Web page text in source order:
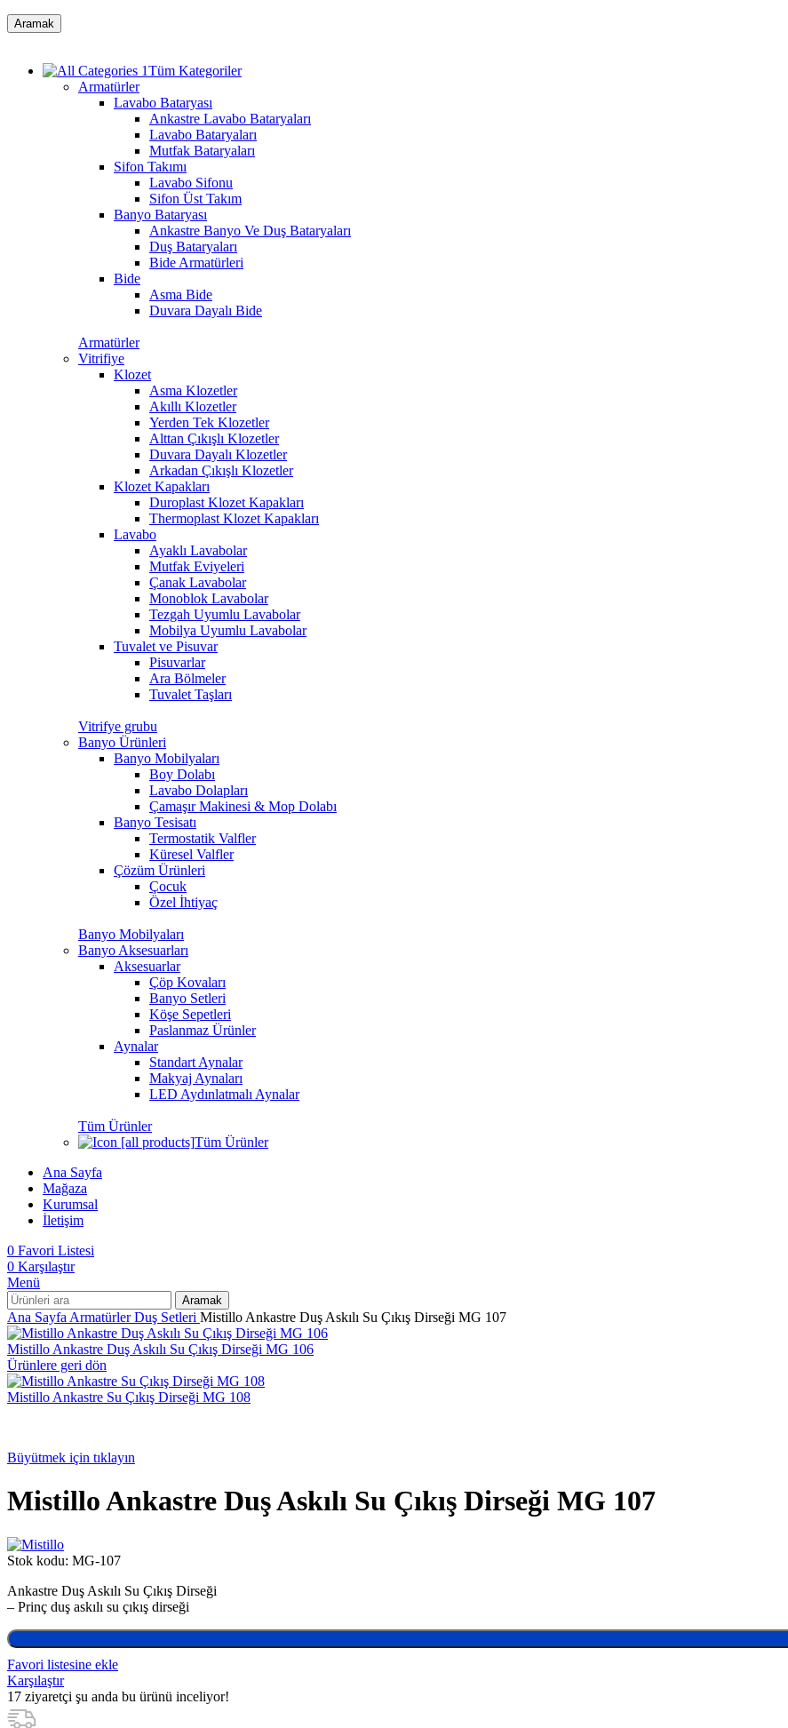
Aramak
Tüm Kategoriler
Armatürler
Lavabo Bataryası
Ankastre Lavabo Bataryaları
Lavabo Bataryaları
Mutfak Bataryaları
Sifon Takımı
Lavabo Sifonu
Sifon Üst Takım
Banyo Bataryası
Ankastre Banyo Ve Duş Bataryaları
Duş Bataryaları
Bide Armatürleri
Bide
Asma Bide
Duvara Dayalı Bide
Armatürler
Vitrifiye
Klozet
Asma Klozetler
Akıllı Klozetler
Yerden Tek Klozetler
Alttan Çıkışlı Klozetler
Duvara Dayalı Klozetler
Arkadan Çıkışlı Klozetler
Klozet Kapakları
Duroplast Klozet Kapakları
Thermoplast Klozet Kapakları
Lavabo
Ayaklı Lavabolar
Mutfak Eviyeleri
Çanak Lavabolar
Monoblok Lavabolar
Tezgah Uyumlu Lavabolar
Mobilya Uyumlu Lavabolar
Tuvalet ve Pisuvar
Pisuvarlar
Ara Bölmeler
Tuvalet Taşları
Vitrifye grubu
Banyo Ürünleri
Banyo Mobilyaları
Boy Dolabı
Lavabo Dolapları
Çamaşır Makinesi & Mop Dolabı
Banyo Tesisatı
Termostatik Valfler
Küresel Valfler
Çözüm Ürünleri
Çocuk
Özel İhtiyaç
Banyo Mobilyaları
Banyo Aksesuarları
Aksesuarlar
Çöp Kovaları
Banyo Setleri
Köşe Sepetleri
Paslanmaz Ürünler
Aynalar
Standart Aynalar
Makyaj Aynaları
LED Aydınlatmalı Aynalar
Tüm Ürünler
Tüm Ürünler
Ana Sayfa
Mağaza
Kurumsal
İletişim
0 Favori Listesi
0 Karşılaştır
Menü
Aramak
Ana Sayfa ArmatürlerDuş Setleri Mistillo Ankastre Duş Askılı Su Çıkış Dirseği MG 107
Mistillo Ankastre Duş Askılı Su Çıkış Dirseği MG 106
Ürünlere geri dön
Mistillo Ankastre Su Çıkış Dirseği MG 108
Büyütmek için tıklayın
Mistillo Ankastre Duş Askılı Su Çıkış Dirseği MG 107
Stok kodu: MG-107
Ankastre Duş Askılı Su Çıkış Dirseği
– Prinç duş askılı su çıkış dirseği
Favori listesine ekle
Karşılaştır
17 ziyaretçi şu anda bu ürünü inceliyor!